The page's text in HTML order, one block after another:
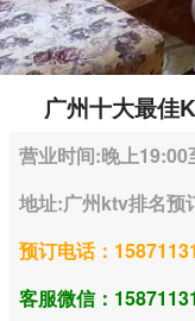
广州十大最佳
营业时间:晚上19:00
地址:广州ktv排名预
预订电话：
客服微信：